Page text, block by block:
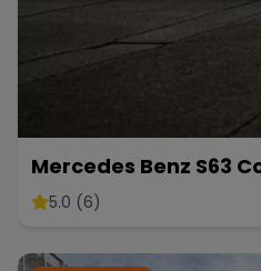
Bentley
Bugatti Lotus
Mercedes Benz S63
FREI5.0 (6)